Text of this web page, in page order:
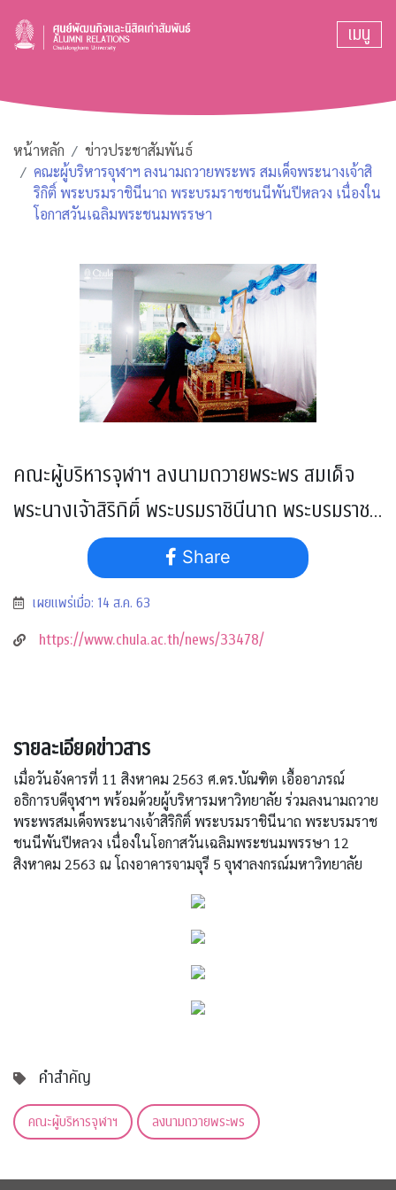
เมนู
หน้าหลัก
ข่าวประชาสัมพันธ์
คณะผู้บริหารจุฬาฯ ลงนามถวายพระพร สมเด็จพระนางเจ้าสิ
ริกิติ์ พระบรมราชินีนาถ พระบรมราชชนนีพันปีหลวง เนื่องใน
โอกาสวันเฉลิมพระชนมพรรษา
คณะผู้บริหารจุฬาฯ ลงนามถวายพระพร สมเด็จ
พระนางเจ้าสิริกิติ์ พระบรมราชินีนาถ พระบรมราช
ชนนีพันปีหลวง เนื่องในโอกาสวันเฉลิม
พระชนมพรรษา
Share
เผยแพร่เมื่อ: 14 ส.ค. 63
https://www.chula.ac.th/news/33478/
รายละเอียดข่าวสาร
เมื่อวันอังคารที่ 11 สิงหาคม 2563 ศ.ดร.บัณฑิต เอื้ออาภรณ์
อธิการบดีจุฬาฯ พร้อมด้วยผู้บริหารมหาวิทยาลัย ร่วมลงนามถวาย
พระพรสมเด็จพระนางเจ้าสิริกิติ์ พระบรมราชินีนาถ พระบรมราช
ชนนีพันปีหลวง เนื่องในโอกาสวันเฉลิมพระชนมพรรษา 12
สิงหาคม 2563 ณ โถงอาคารจามจุรี 5 จุฬาลงกรณ์มหาวิทยาลัย
คำสำคัญ
คณะผู้บริหารจุฬาฯ ลงนามถวายพระพร